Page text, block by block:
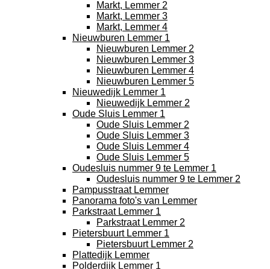
Markt, Lemmer 2
Markt, Lemmer 3
Markt, Lemmer 4
Nieuwburen Lemmer 1
Nieuwburen Lemmer 2
Nieuwburen Lemmer 3
Nieuwburen Lemmer 4
Nieuwburen Lemmer 5
Nieuwedijk Lemmer 1
Nieuwedijk Lemmer 2
Oude Sluis Lemmer 1
Oude Sluis Lemmer 2
Oude Sluis Lemmer 3
Oude Sluis Lemmer 4
Oude Sluis Lemmer 5
Oudesluis nummer 9 te Lemmer 1
Oudesluis nummer 9 te Lemmer 2
Pampusstraat Lemmer
Panorama foto's van Lemmer
Parkstraat Lemmer 1
Parkstraat Lemmer 2
Pietersbuurt Lemmer 1
Pietersbuurt Lemmer 2
Plattedijk Lemmer
Polderdijk Lemmer 1